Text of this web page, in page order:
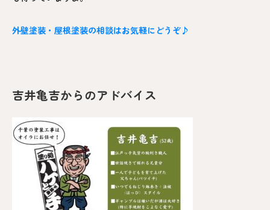
外壁塗装・屋根塗装の相談はお気軽にどうぞ♪
吉井亀吉からのアドバイス